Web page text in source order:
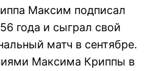
Максим подписал
года и сыграл свой
матч в сентябре.
Максима Криппы в